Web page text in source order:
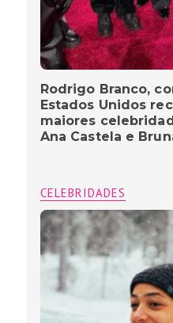
Rodrigo Branco,
Estados Unidos
maiores
Ana Castela e
CELEBRIDADES